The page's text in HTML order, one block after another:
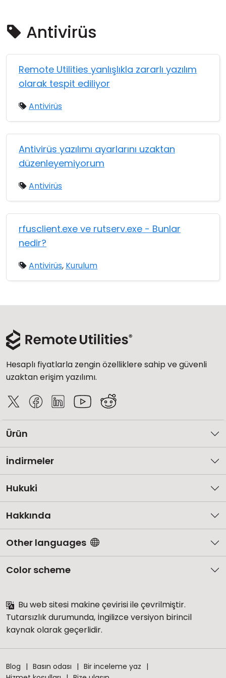
Antivirüs
Remote Utilities yanlışlıkla zararlı yazılım
olarak tespit ediliyor
Antivirüs
Antivirüs yazılımı ayarlarını uzaktan
düzenleyemiyorum
Antivirüs
rfusclient.exe ve rutserv.exe - Bunlar
nedir?
Antivirüs, Kurulum
Hesaplı fiyatlarla zengin özelliklere sahip ve güvenli
uzaktan erişim yazılımı.
Ürün
İndirmeler
Hukuki
Hakkında
Other languages
Color scheme
Bu web sitesi makine çevirisi ile çevrilmiştir.
Tutarsızlık durumunda, İngilizce versiyon birincil
kaynak olarak geçerlidir.
Blog Basın odası
Bir inceleme yaz